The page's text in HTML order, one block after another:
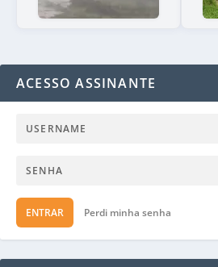
ACESSO ASSINANTE
ENTRAR Perdi minha senha